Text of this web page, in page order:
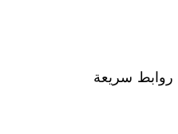
روابط سريعة